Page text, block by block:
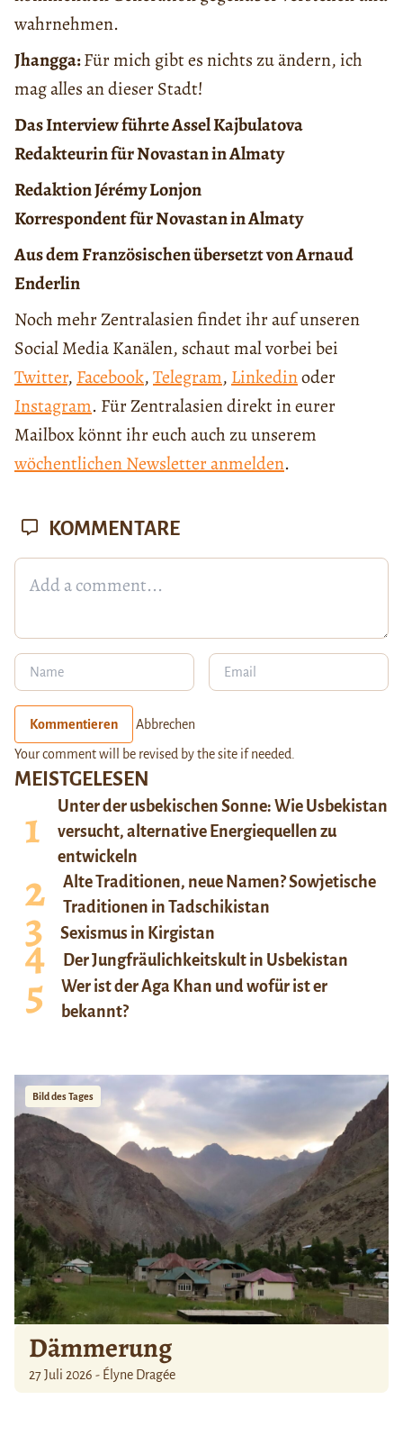
wahrnehmen.
Jhangga:Für mich gibt es nichts zu ändern, ich
mag alles an dieser Stadt!
Das Interview führte Assel Kajbulatova
Redakteurin für Novastan in Almaty
Redaktion Jérémy Lonjon
Korrespondent für Novastan in Almaty
Aus dem Französischen übersetzt von Arnaud
Enderlin
Noch mehr Zentralasien findet ihr auf unseren
Social Media Kanälen, schaut mal vorbei bei
Twitter, Facebook,Telegram, Linkedinoder
Instagram. Für Zentralasien direkt in eurer
Mailbox könnt ihr euch auch zu unserem
wöchentlichen Newsletter anmelden.
MEISTGELESEN
Unter der usbekischen Sonne: Wie Usbekistan
versucht, alternative Energiequellen zu
entwickeln
Alte Traditionen, neue Namen? Sowjetische
Traditionen in Tadschikistan
Sexismus in Kirgistan
Der Jungfräulichkeitskult in Usbekistan
Wer ist der Aga Khan und wofür ist er
bekannt?
Bild des Tages
Dämmerung
27 Juli 2026 - Élyne Dragée
KOMMENTARE
Kommentieren Abbrechen
Your comment will be revised by the site if needed.